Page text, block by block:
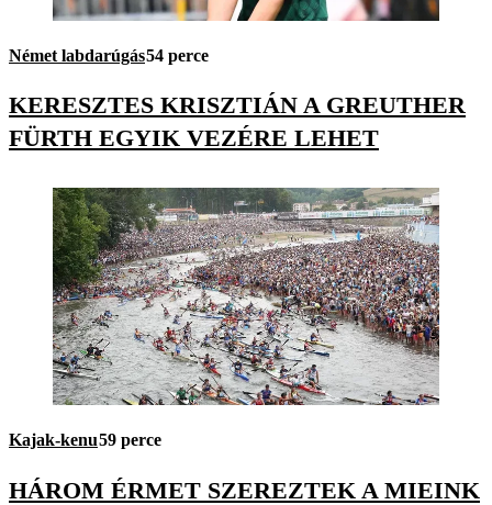
Német labdarúgás54 perce
KERESZTES KRISZTIÁN A GREUTHER
FÜRTH EGYIK VEZÉRE LEHET
Kajak-kenu59 perce
HÁROM ÉRMET SZEREZTEK A MIEINK